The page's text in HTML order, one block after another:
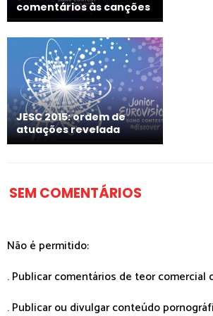
comentários às canções
JESC 2015: ordem de
atuações revelada
SEM COMENTÁRIOS
Não é permitido:
. Publicar comentários de teor comercial
. Publicar ou divulgar conteúdo